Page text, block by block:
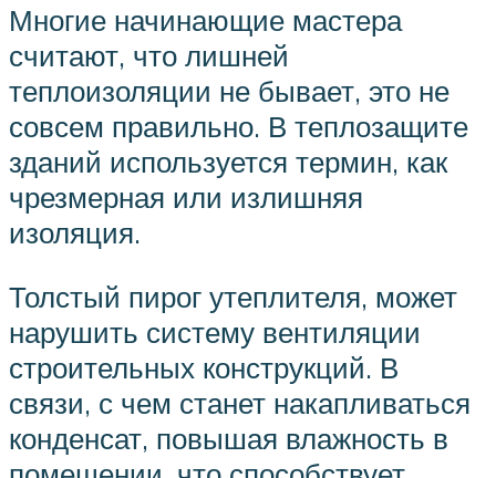
Многие начинающие мастера
считают, что лишней
теплоизоляции не бывает, это не
совсем правильно. В теплозащите
зданий используется термин, как
чрезмерная или излишняя
изоляция.
Толстый пирог утеплителя, может
нарушить систему вентиляции
строительных конструкций. В
связи, с чем станет накапливаться
конденсат, повышая влажность в